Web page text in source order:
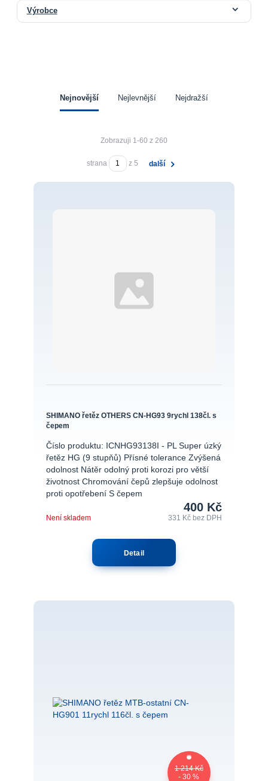
Výrobce
Nejnovější Nejlevnější Nejdražší
Zobrazuji 1-60 z 260
strana z 5 další
SHIMANO řetěz OTHERS CN-HG93 9rychl 138čl. s
čepem
Číslo produktu: ICNHG93138I - PL Super úzký
řetěz HG (9 stupňů) Přísné tolerance Zvýšená
odolnost Nátěr odolný proti korozi pro větší
životnost Chromování čepů zlepšuje odolnost
proti opotřebení S čepem
400 Kč
331 Kčbez DPH
Není skladem
Detail
1 214 Kč
- 30 %